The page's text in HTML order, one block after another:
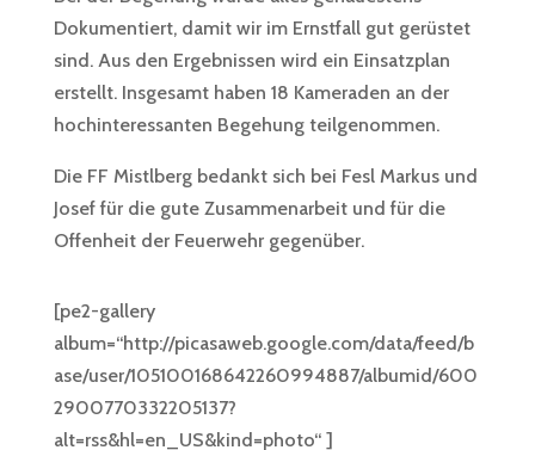
Dokumentiert, damit wir im Ernstfall gut gerüstet
sind. Aus den Ergebnissen wird ein Einsatzplan
erstellt. Insgesamt haben 18 Kameraden an der
hochinteressanten Begehung teilgenommen.
Die FF Mistlberg bedankt sich bei Fesl Markus und
Josef für die gute Zusammenarbeit und für die
Offenheit der Feuerwehr gegenüber.
[pe2-gallery
album=“http://picasaweb.google.com/data/feed/b
ase/user/105100168642260994887/albumid/600
2900770332205137?
alt=rss&hl=en_US&kind=photo“ ]